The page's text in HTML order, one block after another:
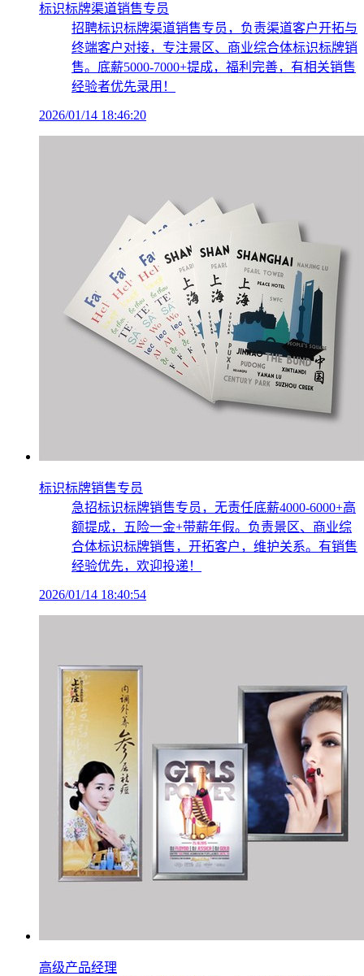
标识标牌渠道销售专员
招聘标识标牌渠道销售专员，负责渠道客户开拓与
终端客户对接，专注景区、商业综合体标识标牌销
售。底薪5000-7000+提成，福利完善，有相关销售
经验者优先录用！
2026/01/14 18:46:20
标识标牌销售专员
急招标识标牌销售专员，无责任底薪4000-6000+高
额提成，五险一金+带薪年假。负责景区、商业综
合体标识标牌销售，开拓客户，维护关系。有销售
经验优先，欢迎投递！
2026/01/14 18:40:54
高级产品经理